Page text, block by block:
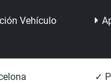
Vehículo
✓